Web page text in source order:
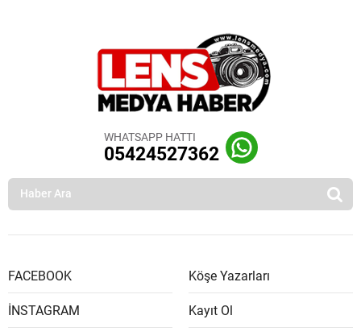
WHATSAPP HATTI
05424527362
FACEBOOK
İNSTAGRAM
Köşe Yazarları
Kayıt Ol